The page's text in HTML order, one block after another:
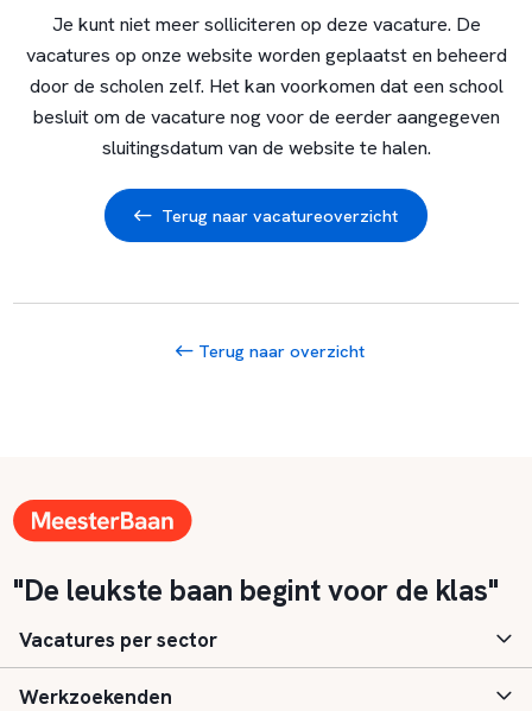
Je kunt niet meer solliciteren op deze vacature. De
vacatures op onze website worden geplaatst en beheerd
door de scholen zelf. Het kan voorkomen dat een school
besluit om de vacature nog voor de eerder aangegeven
sluitingsdatum van de website te halen.
Terug naar vacatureoverzicht
Terug naar overzicht
"De leukste baan begint voor de klas"
Vacatures per sector
Basisonderwijs
Werkzoekenden